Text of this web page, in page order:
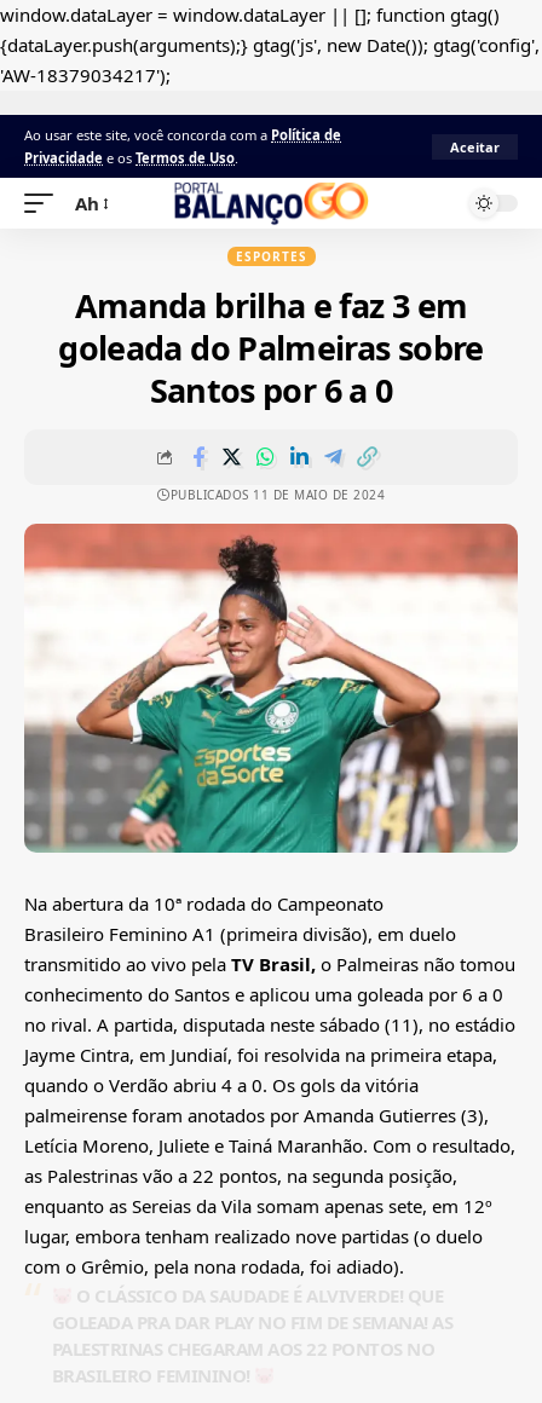
window.dataLayer = window.dataLayer || []; function gtag()
{dataLayer.push(arguments);} gtag('js', new Date()); gtag('config',
'AW-18379034217');
Ao usar este site, você concorda com a Política de
Privacidade e os Termos de Uso.
Aceitar
Ah
ESPORTES
Amanda brilha e faz 3 em
goleada do Palmeiras sobre
Santos por 6 a 0
PUBLICADOS 11 DE MAIO DE 2024
Na abertura da 10ª rodada do Campeonato
Brasileiro Feminino A1 (primeira divisão), em duelo
transmitido ao vivo pela TV Brasil, o Palmeiras não tomou
conhecimento do Santos e aplicou uma goleada por 6 a 0
no rival. A partida, disputada neste sábado (11), no estádio
Jayme Cintra, em Jundiaí, foi resolvida na primeira etapa,
quando o Verdão abriu 4 a 0. Os gols da vitória
palmeirense foram anotados por Amanda Gutierres (3),
Letícia Moreno, Juliete e Tainá Maranhão. Com o resultado,
as Palestrinas vão a 22 pontos, na segunda posição,
enquanto as Sereias da Vila somam apenas sete, em 12º
lugar, embora tenham realizado nove partidas (o duelo
com o Grêmio, pela nona rodada, foi adiado).
O CLÁSSICO DA SAUDADE É ALVIVERDE! QUE
GOLEADA PRA DAR PLAY NO FIM DE SEMANA! AS
PALESTRINAS CHEGARAM AOS 22 PONTOS NO
BRASILEIRO FEMININO!